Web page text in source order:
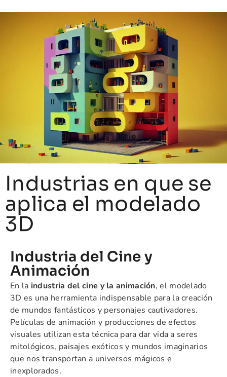
Industrias en que se
aplica el modelado
3D
Industria del Cine y
Animación
En la industria del cine y la animación, el modelado
3D es una herramienta indispensable para la creación
de mundos fantásticos y personajes cautivadores.
Películas de animación y producciones de efectos
visuales utilizan esta técnica para dar vida a seres
mitológicos, paisajes exóticos y mundos imaginarios
que nos transportan a universos mágicos e
inexplorados.